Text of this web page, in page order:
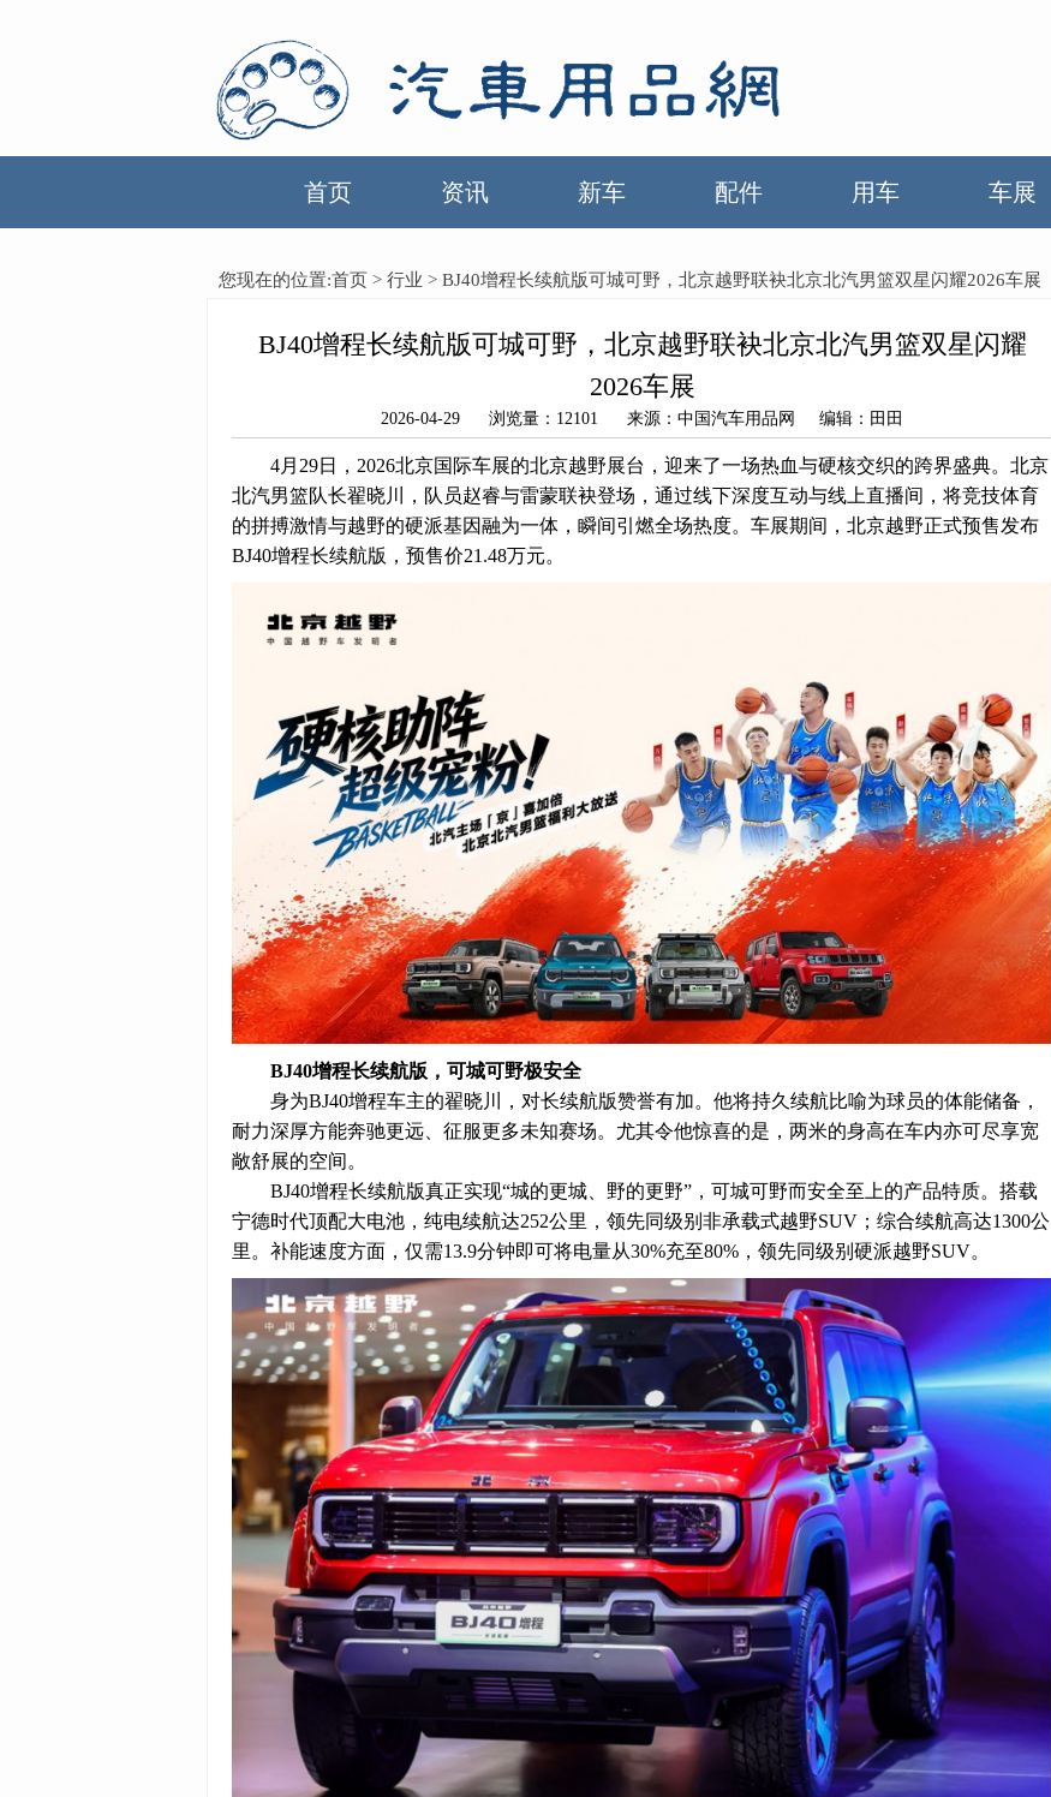
首页 资讯 新车 配件 用车 车展
您现在的位置:首页 > 行业 > BJ40增程长续航版可城可野，北京越野联袂北京北汽男篮双星闪耀2026车展
BJ40增程长续航版可城可野，北京越野联袂北京北汽男篮双星闪耀
2026车展
2026-04-29 浏览量：12101 来源：中国汽车用品网 编辑：田田
4月29日，2026北京国际车展的北京越野展台，迎来了一场热血与硬核交织的跨界盛典。北京
北汽男篮队长翟晓川，队员赵睿与雷蒙联袂登场，通过线下深度互动与线上直播间，将竞技体育
的拼搏激情与越野的硬派基因融为一体，瞬间引燃全场热度。车展期间，北京越野正式预售发布
BJ40增程长续航版，预售价21.48万元。
BJ40增程长续航版， 可城可野极安全
身为BJ40增程车主的翟晓川，对长续航版赞誉有加。他将持久续航比喻为球员的体能储备，
耐力深厚方能奔驰更远、征服更多未知赛场。尤其令他惊喜的是，两米的身高在车内亦可尽享宽
敞舒展的空间。
BJ40增程长续航版真正实现“城的更城、野的更野”，可城可野而安全至上的产品特质。搭载
宁德时代顶配大电池，纯电续航达252公里，领先同级别非承载式越野SUV；综合续航高达1300公
里。补能速度方面，仅需13.9分钟即可将电量从30%充至80%，领先同级别硬派越野SUV。